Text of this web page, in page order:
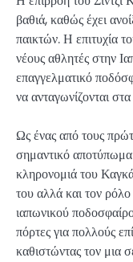
βαθιά, καθώς έχει
παικτών. Η επιτυχία
νέους αθλητές στην
επαγγελματικό
να ανταγωνίζονται
Ως ένας από τους
σημαντικό αποτύπωμα
κληρονομιά του
του αλλά και τον
ιαπωνικού
πόρτες για πολλούς
καθιστώντας τον μια